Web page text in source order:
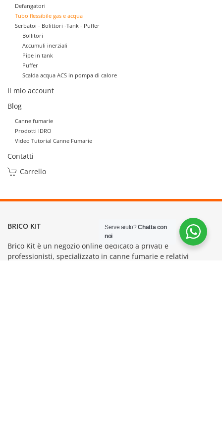
Defangatori
Tubo flessibile gas e acqua
Serbatoi - Bolittori -Tank - Puffer
Bollitori
Accumuli inerziali
Pipe in tank
Puffer
Scalda acqua ACS in pompa di calore
Il mio account
Blog
Canne fumarie
Prodotti IDRO
Video Tutorial Canne Fumarie
Contatti
Carrello
BRICO KIT
Brico Kit è un negozio online dedicato a privati e
professionisti, specializzato in canne fumarie e relativi
Serve aiuto?Chatta con
noi